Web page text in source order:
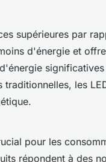
supérieures par
d'énergie et
les
pour les
répondent à des